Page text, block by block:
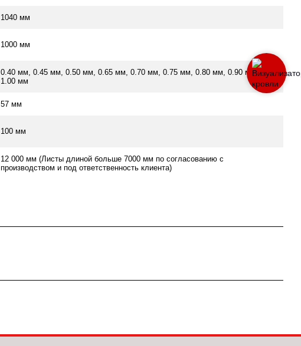
1040 мм
1000 мм
0.40 мм, 0.45 мм, 0.50 мм, 0.65 мм, 0.70 мм, 0.75 мм, 0.80 мм, 0.90 мм,
1.00 мм
57 мм
100 мм
12 000 мм (Листы длиной больше 7000 мм по согласованию с
производством и под ответственность клиента)